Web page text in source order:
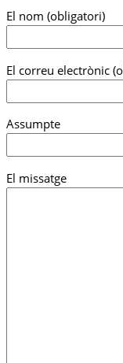
El nom (obligatori)
El correu electrònic
Assumpte
El missatge